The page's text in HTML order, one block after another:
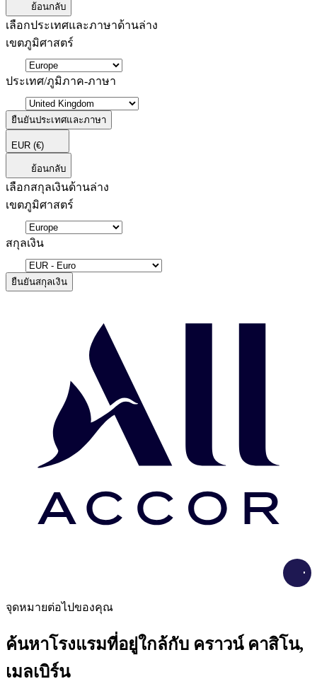
ย้อนกลับ
เลือกประเทศและภาษาด้านล่าง
เขตภูมิศาสตร์
ประเทศ/ภูมิภาค-ภาษา
ยืนยันประเทศและภาษา
EUR (€)
ย้อนกลับ
เลือกสกุลเงินด้านล่าง
เขตภูมิศาสตร์
สกุลเงิน
ยืนยันสกุลเงิน
จุดหมายต่อไปของคุณ
ค้นหาโรงแรมที่อยู่ใกล้กับ คราวน์ คาสิโน,
เมลเบิร์น